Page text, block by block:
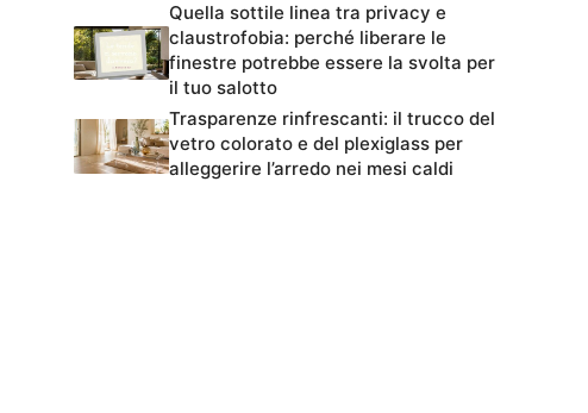
Quella sottile linea tra privacy e
claustrofobia: perché liberare le
finestre potrebbe essere la svolta per
il tuo salotto
Trasparenze rinfrescanti: il trucco del
vetro colorato e del plexiglass per
alleggerire l’arredo nei mesi caldi